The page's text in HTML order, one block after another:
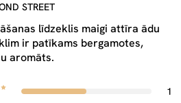
STREET
līdzeklis maigi attīra ādu
ir patīkams bergamotes,
aromāts.
1